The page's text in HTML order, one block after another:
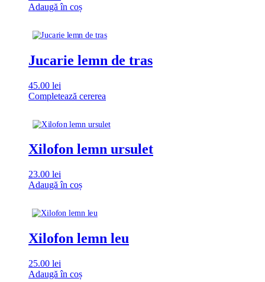
Adaugă în coș
Jucarie lemn de tras
45.00 lei
Completează cererea
Xilofon lemn ursulet
23.00 lei
Adaugă în coș
Xilofon lemn leu
25.00 lei
Adaugă în coș